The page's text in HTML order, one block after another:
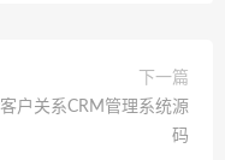
下一篇
客户关系CRM管理系统源
码